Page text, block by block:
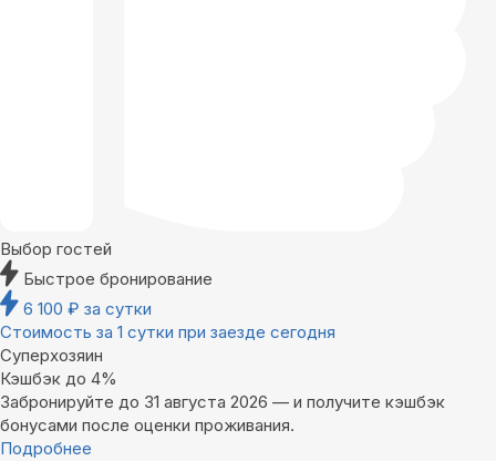
Выбор гостей
Быстрое бронирование
6 100 ₽ за сутки
Стоимость за 1 сутки при заезде сегодня
Суперхозяин
Кэшбэк до 4%
Забронируйте до 31 августа 2026 — и получите кэшбэк
бонусами после оценки проживания.
Подробнее